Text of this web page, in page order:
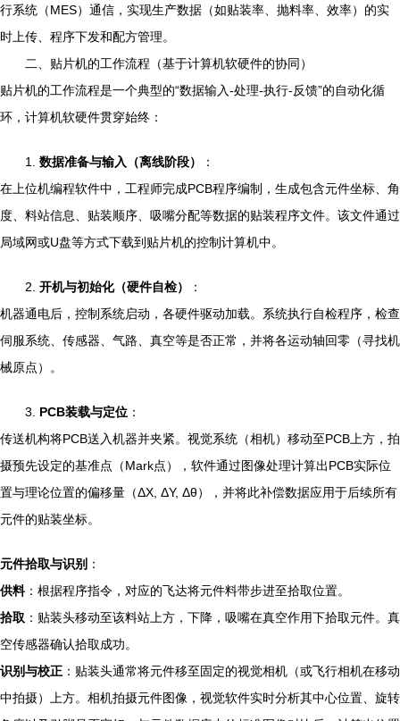
行系统（MES）通信，实现生产数据（如贴装率、抛料率、效率）的实
时上传、程序下发和配方管理。
二、贴片机的工作流程（基于计算机软硬件的协同）
贴片机的工作流程是一个典型的“数据输入-处理-执行-反馈”的自动化循
环，计算机软硬件贯穿始终：
1. 数据准备与输入（离线阶段）
：
在上位机编程软件中，工程师完成PCB程序编制，生成包含元件坐标、角
度、料站信息、贴装顺序、吸嘴分配等数据的贴装程序文件。该文件通过
局域网或U盘等方式下载到贴片机的控制计算机中。
2. 开机与初始化（硬件自检）
：
机器通电后，控制系统启动，各硬件驱动加载。系统执行自检程序，检查
伺服系统、传感器、气路、真空等是否正常，并将各运动轴回零（寻找机
械原点）。
3. PCB装载与定位 ：
传送机构将PCB送入机器并夹紧。视觉系统（相机）移动至PCB上方，拍
摄预先设定的基准点（Mark点），软件通过图像处理计算出PCB实际位
置与理论位置的偏移量（ΔX, ΔY, Δθ），并将此补偿数据应用于后续所有
元件的贴装坐标。
元件拾取与识别 ：
供料：根据程序指令，对应的飞达将元件料带步进至拾取位置。
拾取 ：贴装头移动至该料站上方，下降，吸嘴在真空作用下拾取元件。真
空传感器确认拾取成功。
识别与校正 ：贴装头通常将元件移至固定的视觉相机（或飞行相机在移动
中拍摄）上方。相机拍摄元件图像，视觉软件实时分析其中心位置、旋转